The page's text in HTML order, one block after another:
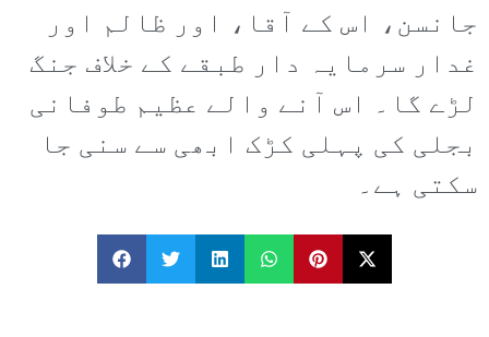
جانسن، اس کے آقا، اور ظالم اور
غدار سرمایہ دار طبقے کے خلاف جنگ
لڑے گا۔ اس آنے والے عظیم طوفانی
بجلی کی پہلی کڑک ابھی سے سنی جا
سکتی ہے۔